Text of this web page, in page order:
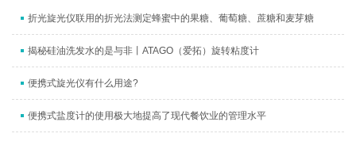
折光旋光仪联用的折光法测定蜂蜜中的果糖、葡萄糖、蔗糖和麦芽糖
揭秘硅油洗发水的是与非丨ATAGO（爱拓）旋转粘度计
便携式旋光仪有什么用途?
便携式盐度计的使用极大地提高了现代餐饮业的管理水平